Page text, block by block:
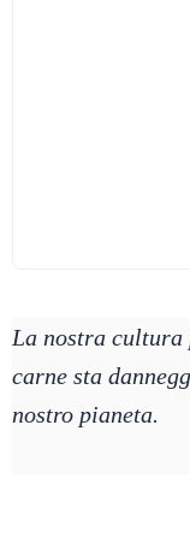
La nostra cultura
carne sta
nostro pianeta.